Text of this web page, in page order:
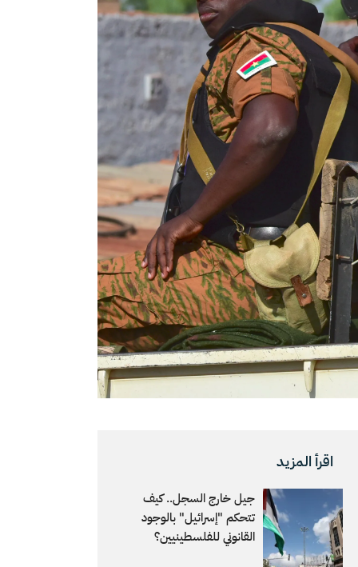
اقرأ المزيد
جيل خارج السجل.. كيف
تتحكم "إسرائيل" بالوجود
القانوني للفلسطينيين؟